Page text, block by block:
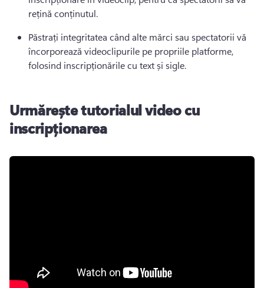
rețină conținutul.
Păstrați integritatea când alte mărci sau spectatorii vă
încorporează videoclipurile pe propriile platforme,
folosind inscripționările cu text și sigle.
Urmărește tutorialul video cu
inscripționarea